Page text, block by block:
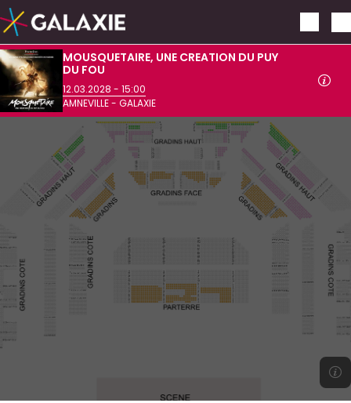
Aller au contenu principal
MOUSQUETAIRE, UNE CREATION DU PUY
DU FOU
12.03.2028 - 15:00
AMNEVILLE - GALAXIE